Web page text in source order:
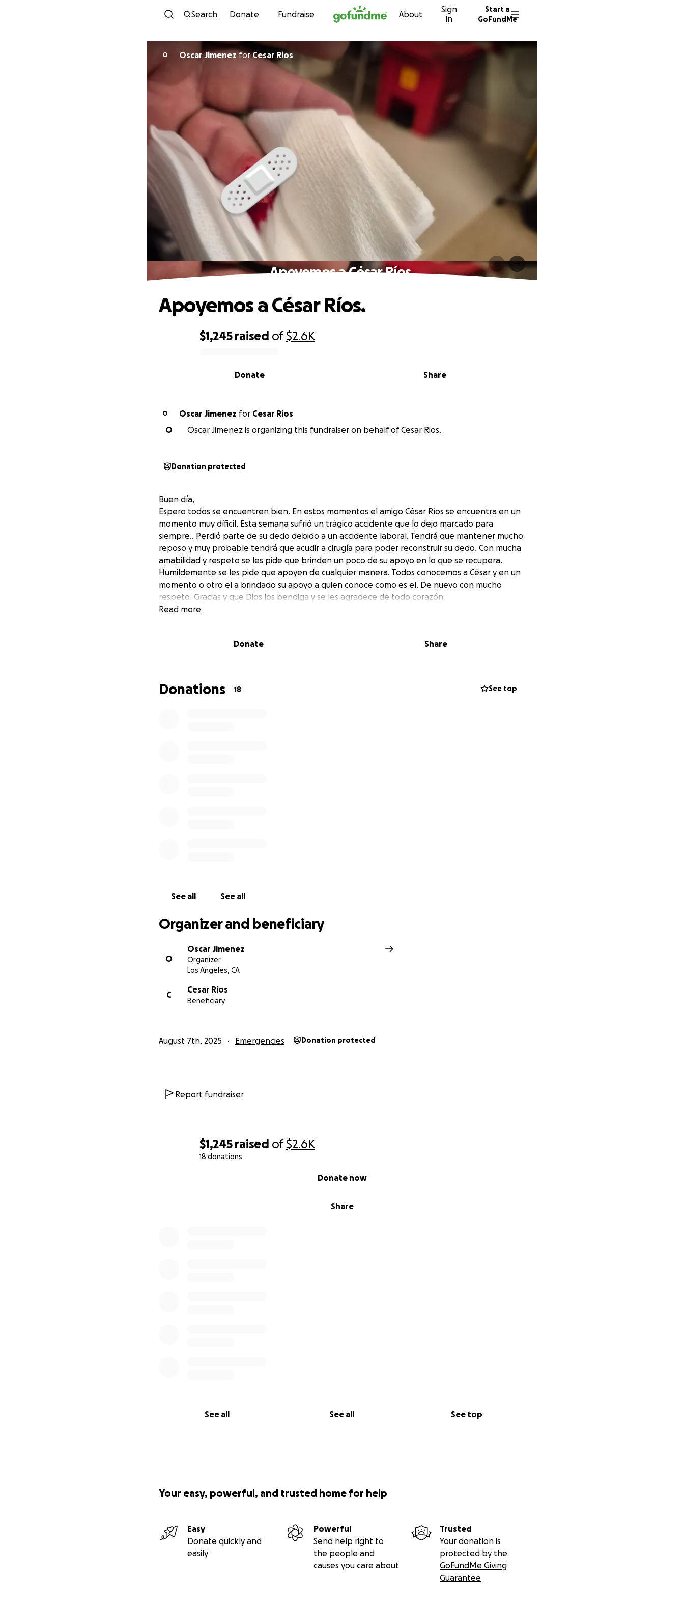
Skip to content
Search Donate Fundraise About
Sign
in
Start a
GoFundMe
$1,245 raised of$2.6K
18 donations
Share
Donate now
See all See all See top
O Oscar JimenezforCesar Rios
Apoyemos a César Ríos.
$1,245 raised of$2.6K
Share
Donate
Apoyemos a César Ríos.
O Oscar Jimenez for Cesar Rios
O
Oscar Jimenez is organizing this fundraiser on behalf of Cesar Rios.
Donation protected
Buen día,
Espero todos se encuentren bien. En estos momentos el amigo César Ríos se encuentra en un
momento muy díficil. Esta semana sufrió un trágico accidente que lo dejo marcado para
siempre.. Perdió parte de su dedo debido a un accidente laboral. Tendrá que mantener mucho
reposo y muy probable tendrá que acudir a cirugía para poder reconstruir su dedo. Con mucha
amabilidad y respeto se les pide que brinden un poco de su apoyo en lo que se recupera.
Humildemente se les pide que apoyen de cualquier manera. Todos conocemos a César y en un
momento o otro el a brindado su apoyo a quien conoce como es el. De nuevo con mucho
respeto. Gracias y que Dios los bendiga y se les agradece de todo corazón.
Read more
Donate Share
Donations 18 See top
See all See all
Organizer and beneficiary
O
Oscar Jimenez
Organizer
Los Angeles, CA
C
Cesar Rios
Beneficiary
August 7th, 2025 Emergencies Donation protected
Report fundraiser
Your easy, powerful, and trusted home for help
Easy
Donate quickly and
easily
Powerful
Send help right to
the people and
causes you care about
Trusted
Your donation is
protected by the
GoFundMe Giving
Guarantee